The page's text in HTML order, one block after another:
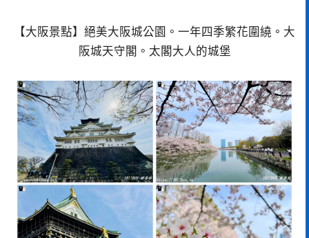
【大阪景點】絕美大阪城公園。一年四季繁花圍繞。大
阪城天守閣。太閣大人的城堡